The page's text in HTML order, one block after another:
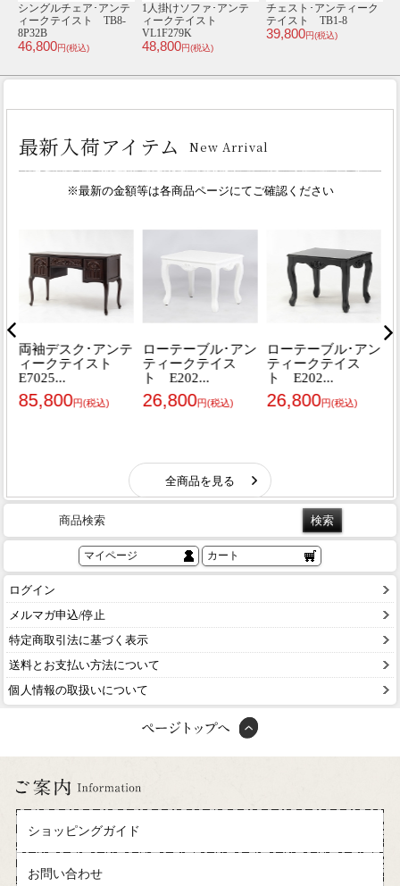
シングルチェア･アンテ
ィークテイスト TB8-
8P32B
46,800円(税込)
1人掛けソファ･アンテ
ィークテイスト
VL1F279K
48,800円(税込)
チェスト･アンティーク
テイスト TB1-8
39,800円(税込)
商品検索
マイページ カート
ログイン
メルマガ申込/停止
特定商取引法に基づく表示
送料とお支払い方法について
個人情報の取扱いについて
ショッピングガイド
お問い合わせ